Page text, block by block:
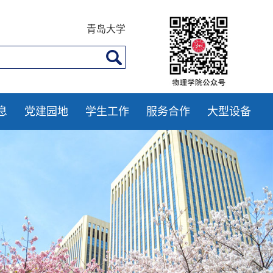
青岛大学
党建园地 学生工作 服务合作 大型设备